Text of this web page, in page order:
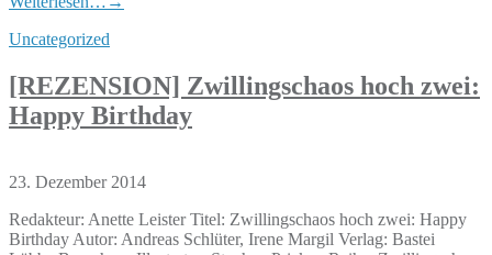
Uncategorized
[REZENSION] Zwillingschaos hoch zwei:
Happy Birthday
23. Dezember 2014
Redakteur: Anette Leister Titel: Zwillingschaos hoch zwei: Happy
Birthday Autor: Andreas Schlüter, Irene Margil Verlag: Bastei